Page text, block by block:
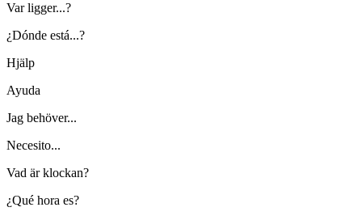
Var ligger...?
¿Dónde está...?
Hjälp
Ayuda
Jag behöver...
Necesito...
Vad är klockan?
¿Qué hora es?